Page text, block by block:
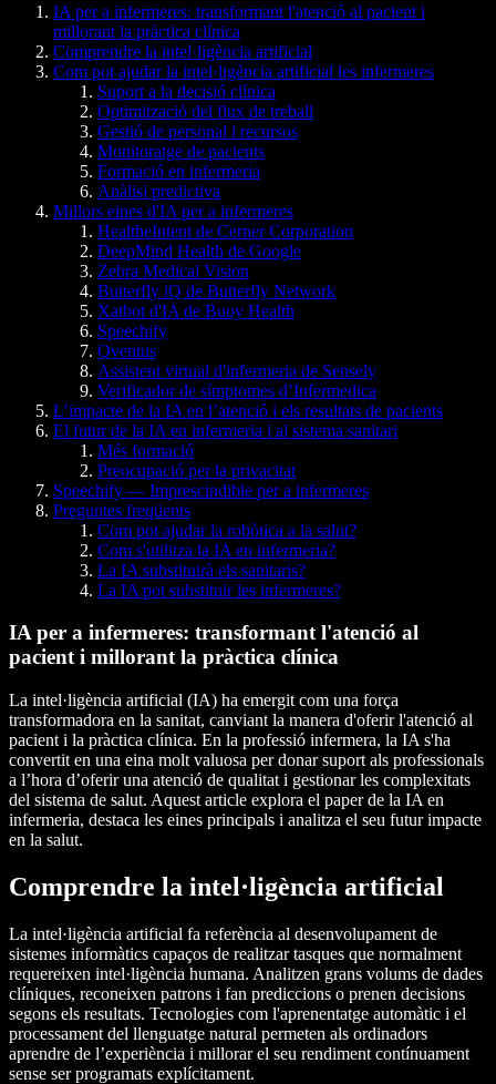
IA per a infermeres: transformant l'atenció al pacient i
millorant la pràctica clínica
Comprendre la intel·ligència artificial
Com pot ajudar la intel·ligència artificial les infermeres
Suport a la decisió clínica
Optimització del flux de treball
Gestió de personal i recursos
Monitoratge de pacients
Formació en infermeria
Anàlisi predictiva
Millors eines d'IA per a infermeres
HealtheIntent de Cerner Corporation
DeepMind Health de Google
Zebra Medical Vision
Butterfly iQ de Butterfly Network
Xatbot d'IA de Buoy Health
Speechify
Qventus
Assistent virtual d'infermeria de Sensely
Verificador de símptomes d’Infermedica
L’impacte de la IA en l’atenció i els resultats de pacients
El futur de la IA en infermeria i al sistema sanitari
Més formació
Preocupació per la privacitat
Speechify — Imprescindible per a infermeres
Preguntes freqüents
Com pot ajudar la robòtica a la salut?
Com s'utilitza la IA en infermeria?
La IA substituirà els sanitaris?
La IA pot substituir les infermeres?
IA per a infermeres: transformant l'atenció al
pacient i millorant la pràctica clínica
La intel·ligència artificial (IA) ha emergit com una força
transformadora en la sanitat, canviant la manera d'oferir l'atenció al
pacient i la pràctica clínica. En la professió infermera, la IA s'ha
convertit en una eina molt valuosa per donar suport als professionals
a l’hora d’oferir una atenció de qualitat i gestionar les complexitats
del sistema de salut. Aquest article explora el paper de la IA en
infermeria, destaca les eines principals i analitza el seu futur impacte
en la salut.
Comprendre la intel·ligència artificial
La intel·ligència artificial fa referència al desenvolupament de
sistemes informàtics capaços de realitzar tasques que normalment
requereixen intel·ligència humana. Analitzen grans volums de dades
clíniques, reconeixen patrons i fan prediccions o prenen decisions
segons els resultats. Tecnologies com l'aprenentatge automàtic i el
processament del llenguatge natural permeten als ordinadors
aprendre de l’experiència i millorar el seu rendiment contínuament
sense ser programats explícitament.